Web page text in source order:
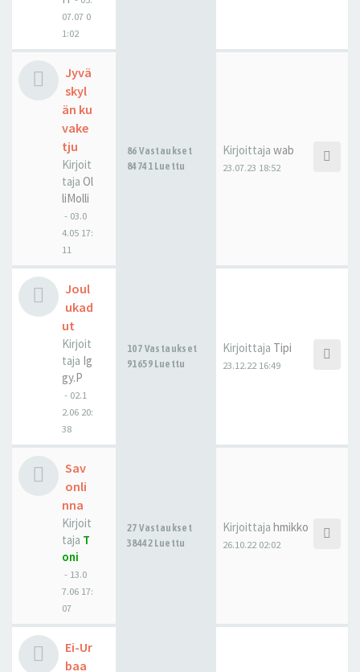
07.07 0
1:02
Jyvä
skyl
än ku
vake
tju
Kirjoit
taja Ol
liMolli
- 03.0
4.05 17:
11
86 Vastaukset
84741 Luettu
Kirjoittaja wab
23.07.23 18:52
Joul
ukad
ut
Kirjoit
taja Ig
gy.P
- 02.1
2.06 20:
38
107 Vastaukset
91659 Luettu
Kirjoittaja Tipi
23.12.22 16:49
Sav
onli
nna
Kirjoit
taja T
oni
- 13.0
7.06 17:
07
27 Vastaukset
38442 Luettu
Kirjoittaja hmikko
26.10.22 02:02
Ei-Ur
baa